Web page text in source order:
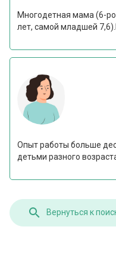
Многодетная мама (6-
лет, самой младшей
Опыт работы больше
детьми разного
Вернуться к